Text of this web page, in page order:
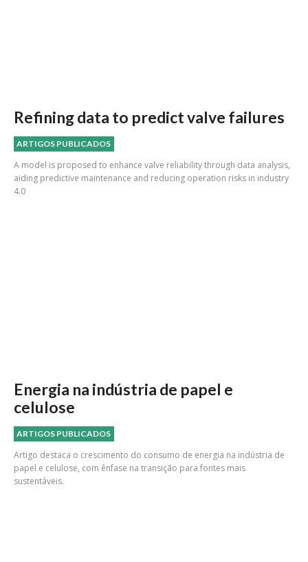
Refining data to predict valve failures
ARTIGOS PUBLICADOS
A model is proposed to enhance valve reliability through data analysis,
aiding predictive maintenance and reducing operation risks in industry
4.0
Energia na indústria de papel e
celulose
ARTIGOS PUBLICADOS
Artigo destaca o crescimento do consumo de energia na indústria de
papel e celulose, com ênfase na transição para fontes mais
sustentáveis.